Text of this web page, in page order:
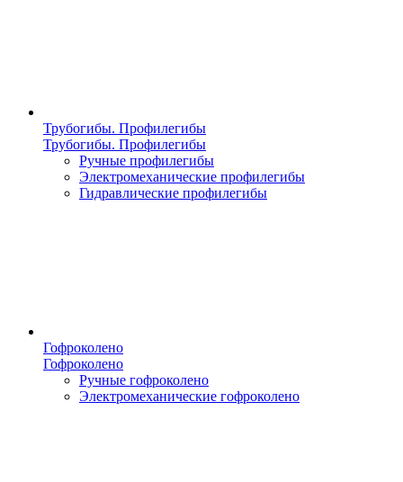
Трубогибы. Профилегибы
Трубогибы. Профилегибы
Ручные профилегибы
Электромеханические профилегибы
Гидравлические профилегибы
Гофроколено
Гофроколено
Ручные гофроколено
Электромеханические гофроколено